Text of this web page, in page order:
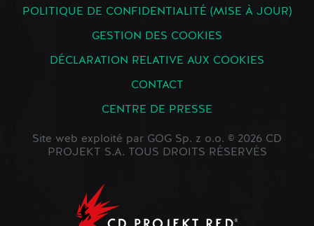
POLITIQUE DE CONFIDENTIALITÉ (MISE À JOUR)
GESTION DES COOKIES
DÉCLARATION RELATIVE AUX COOKIES
CONTACT
CENTRE DE PRESSE
Site web exploité par GOG Sp. z o.o. © 2026 CD
PROJEKT S.A. TOUS DROITS RÉSERVÉS